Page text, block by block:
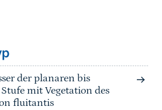
der planaren bis
mit Vegetation des
fluitantis